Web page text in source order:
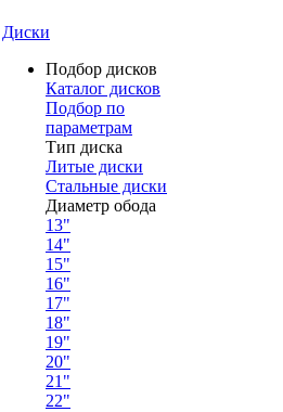
Диски
Подбор дисков
Каталог дисков
Подбор по
параметрам
Тип диска
Литые диски
Стальные диски
Диаметр обода
13"
14"
15"
16"
17"
18"
19"
20"
21"
22"